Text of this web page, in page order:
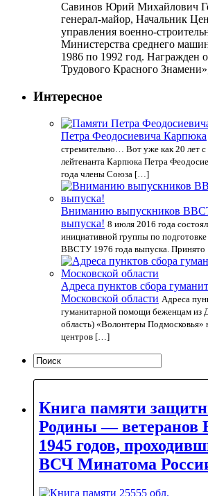
Савинов Юрий Михайлович
генерал-майор, Начальник
управления военно-
Министерства среднего
1986 по 1992 год. Награжден
Трудового Красного
Интересное
Петра Феодосиевича Карпюка
стремительно… Вот уже как 20 лет с
лейтенанта Карпюка Петра
года члены Союза […]
Вниманию выпускников
выпуска! 8 июля 2016 года
инициативной группы по
ВВСТУ 1976 года выпуска.
Адреса пунктов сбора
Московской области Адреса
гуманитарной помощи беженцам из
область) «Волонтеры Подмосковья»
центров […]
Книга памяти
Родины — ветеранов
1945 годов,
ВСЧ Минатома